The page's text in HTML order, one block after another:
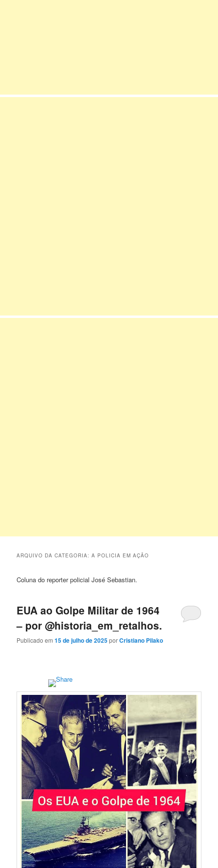
ARQUIVO DA CATEGORIA:A POLICIA EM AÇÃO
Coluna do reporter policial José Sebastian.
EUA ao Golpe Militar de 1964
– por @historia_em_retalhos.
Publicado em15 de julho de 2025porCristiano Pilako